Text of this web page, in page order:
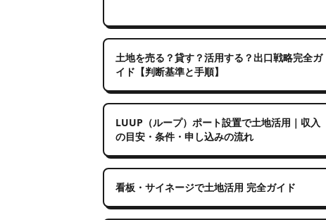
土地を売る？貸す？活用する？出口戦略完全ガ
イド【判断基準と手順】
LUUP（ループ）ポート設置で土地活用｜収入
の目安・条件・申し込みの流れ
看板・サイネージで土地活用 完全ガイド